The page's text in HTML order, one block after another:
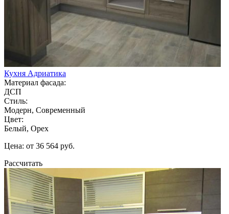
Кухня Адриатика
Материал фасада:
ДСП
Стиль:
Модерн, Современный
Цвет:
Белый, Орех
Цена: от 36 564 руб.
Рассчитать